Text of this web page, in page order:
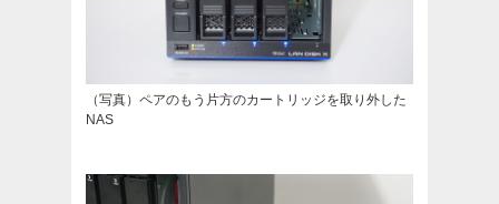
（写真）ペアのもう片方のカートリッジを取り外した
NAS